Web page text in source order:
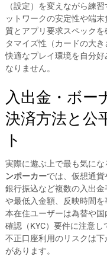
（設定）を変えながら練
ットワークの安定性や端
質とアプリ要求スペック
タマイズ性（カードの大
快適なプレイ環境を自分
なりません。
入出金・ボー
決済方法と公
ト
実際に遊ぶ上で最も気にな
ンポーカーでは、仮想通貨
銀行振込など複数の入出
や最低入金額、反映時間
本在住ユーザーは為替や
確認（KYC）要件に注意
不正口座利用のリスクは
があります。